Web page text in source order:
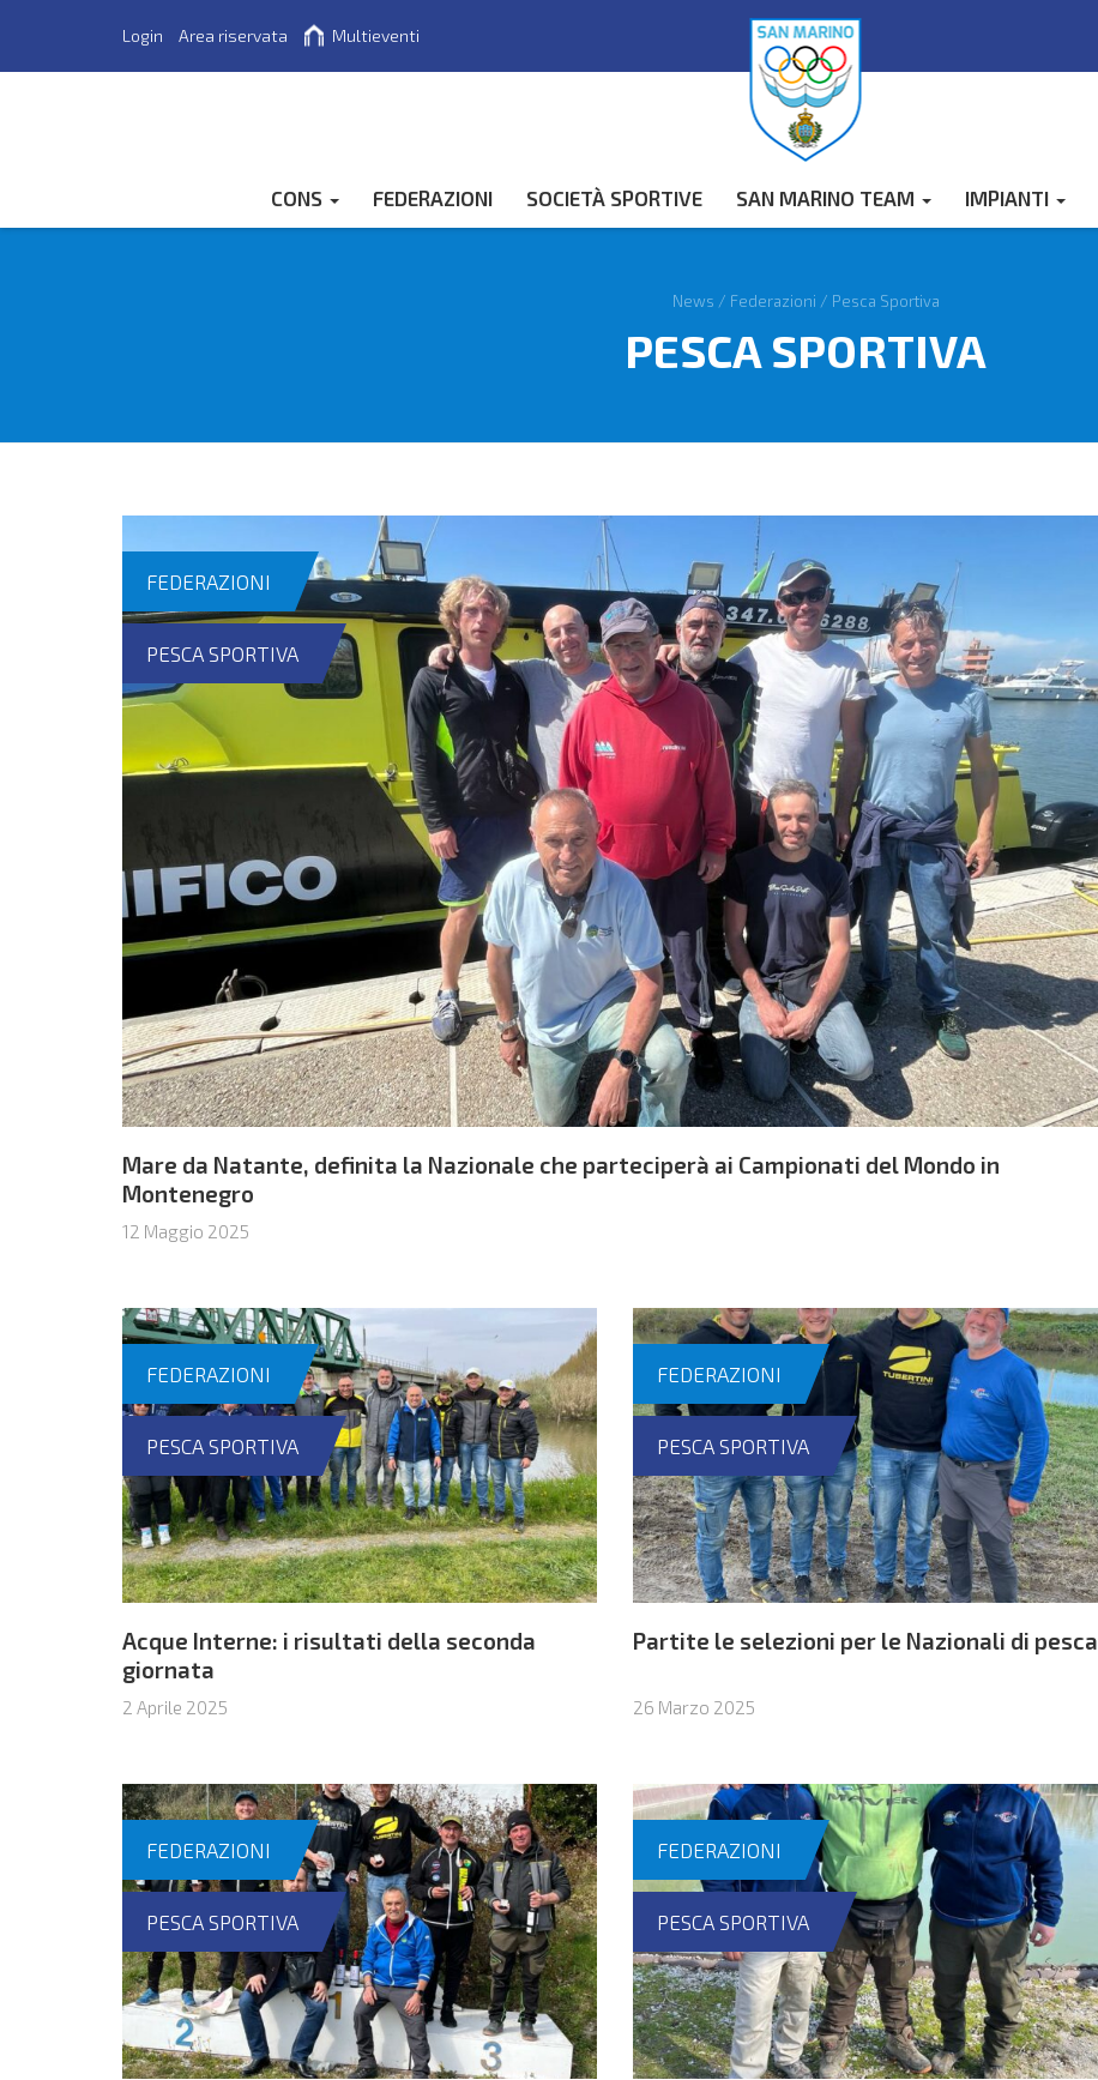
Login Area riservata Multieventi
CONS FEDERAZIONI SOCIETÀ SPORTIVE SAN MARINO TEAM IMPIANTI
News / Federazioni / Pesca Sportiva
PESCA SPORTIVA
FEDERAZIONI
PESCA SPORTIVA
Mare da Natante, definita la Nazionale che parteciperà ai Campionati del Mondo in
Montenegro
12 Maggio 2025
FEDERAZIONI
PESCA SPORTIVA
Acque Interne: i risultati della seconda
giornata
2 Aprile 2025
FEDERAZIONI
PESCA SPORTIVA
Partite le selezioni per le Nazionali di pesca
26 Marzo 2025
FEDERAZIONI
PESCA SPORTIVA
FEDERAZIONI
PESCA SPORTIVA